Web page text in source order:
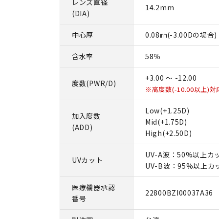
レンズ直径
(DIA)
14.2mm
中心厚 0.08㎜(-3.00Dの場合)
含水率 58％
度数(PWR/D)
+3.00 ～ -12.00
※高度数(-10.00以上)対
加入度数
(ADD)
Low(+1.25D)
Mid(+1.75D)
High(+2.50D)
UVカット
UV-A波：50%以上カ
UV-B波：95%以上カ
医療機器承認
番号
22800BZI00037A36